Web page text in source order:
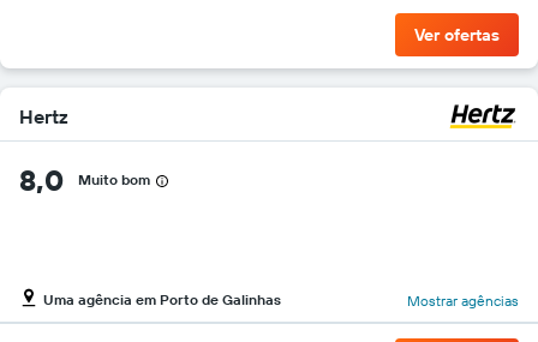
o
mais
barato
do
aluguel
as
empresas
fornecidas
Ver ofertas
Hertz
8,0 Muito bom
Uma agência em Porto de Galinhas Mostrar agências